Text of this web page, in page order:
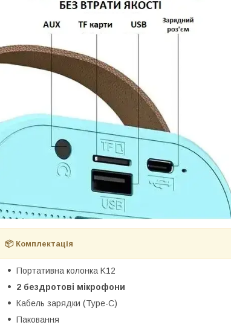
📦 Комплектація
Портативна колонка K12
2 бездротові мікрофони
Кабель зарядки (Type-C)
Паковання